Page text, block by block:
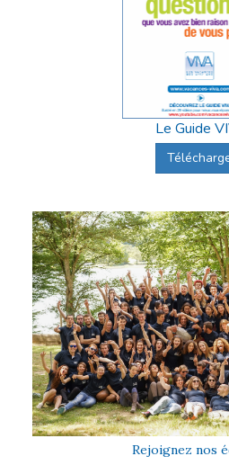
Le Guide
Rejoignez nos